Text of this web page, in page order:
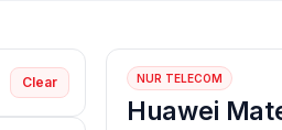
Clear NUR TELECOM
Huawei